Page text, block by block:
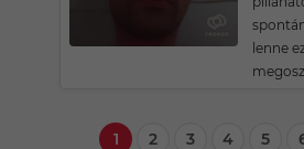
lenne
1 2 3 4 5